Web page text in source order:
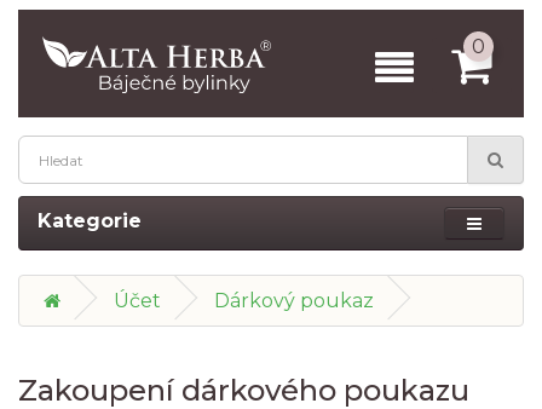
0
Kategorie
Účet Dárkový poukaz
Zakoupení dárkového poukazu